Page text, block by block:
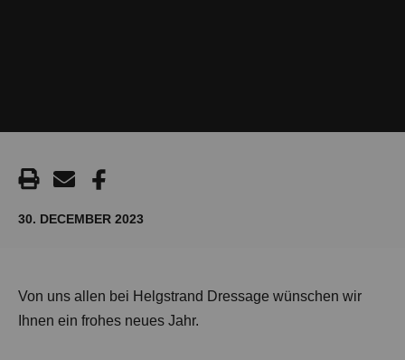
30. DECEMBER 2023
Von uns allen bei Helgstrand Dressage wünschen wir
Ihnen ein frohes neues Jahr.